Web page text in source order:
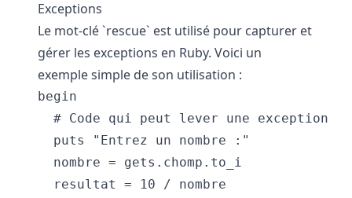
Exceptions
Le mot-clé `rescue` est utilisé pour capturer et
gérer les exceptions en Ruby. Voici un
exemple simple de son utilisation :
begin
  # Code qui peut lever une exception
  puts "Entrez un nombre :"
  nombre = gets.chomp.to_i
  resultat = 10 / nombre